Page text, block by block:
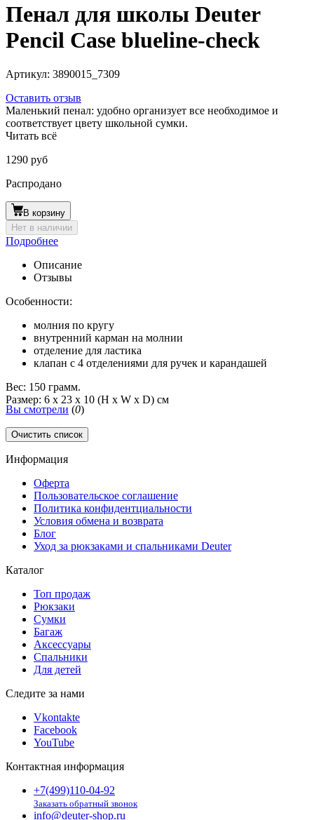
Пенал для школы Deuter
Pencil Case blueline-check
Артикул: 3890015_7309
Оставить отзыв
Маленький пенал: удобно организует все необходимое и
соответствует цвету школьной сумки.
Читать всё
1290 руб
Распродано
В корзину
Нет в наличии
Подробнее
Описание
Отзывы
Особенности:
молния по кругу
внутренний карман на молнии
отделение для ластика
клапан с 4 отделениями для ручек и карандашей
Вес: 150 грамм.
Размер: 6 x 23 x 10 (H x W x D) см
Вы смотрели (0)
Очистить список
Информация
Оферта
Пользовательское соглашение
Политика конфидентциальности
Условия обмена и возврата
Блог
Уход за рюкзаками и спальниками Deuter
Каталог
Топ продаж
Рюкзаки
Сумки
Багаж
Аксессуары
Спальники
Для детей
Следите за нами
Vkontakte
Facebook
YouTube
Контактная информация
+7(499)110-04-92
Заказать обратный звонок
info@deuter-shop.ru